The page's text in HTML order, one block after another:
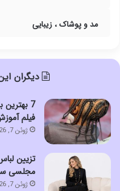
مد و پوشاک ، زیبایی
دیگران
7
فیلم
ژوئن 7, 2026
مجلسی
ژوئن 7, 2026